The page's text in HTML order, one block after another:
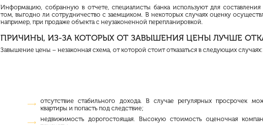
Информацию, собранную в отчете, специалисты банка используют для составления
том, выгодно ли сотрудничество с заемщиком. В некоторых случаях оценку
например, при продаже объекта снеузаконенной перепланировкой.
ПРИЧИНЫ, ИЗ-ЗА КОТОРЫХ ОТ ЗАВЫШЕНИЯ ЦЕНЫ ЛУЧШЕ
Завышение цены – незаконная схема, от которой стоит отказаться в следующих случаях:
отсутствие стабильного дохода. В случае регулярных просрочек
квартиры и попасть под следствие;
недвижимость дорогостоящая. Высокую стоимость оценочная